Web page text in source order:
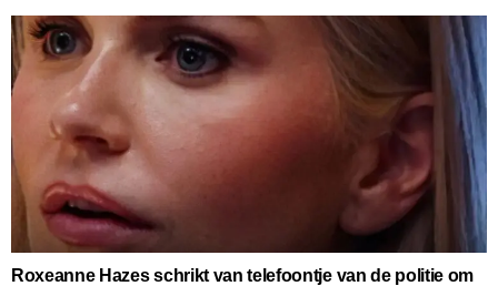
Roxeanne Hazes schrikt van telefoontje van de politie om